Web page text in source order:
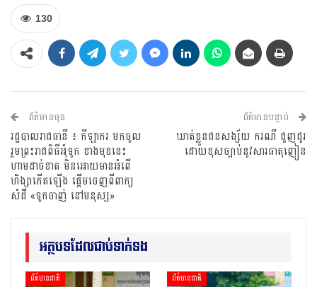
130
ព័ត៌មានមុន
រដ្ឋបាលរាជធានី ៖ កីឡាករ មកចូល
រួមព្រះរាជពិធីអុំទូក ខាងមុខនេះ
ហាមដាច់ខាត មិនអោយមានអំពើ
ហិង្សាកើតឡើង ផ្តើមចេញពីពាក្យ
សំដី «ទូកចាញ់ នៅមនុស្ស»
ព័ត៌មានបន្ទាប់
ឃាត់ខ្លួនជនសង្ស័យ ករណី ជួញដូរ
ដោយខុសច្បាប់នូវសារធាតុញៀន
អត្ថបទដែលជាប់ទាក់ទង
ព័ត៌មានជាតិ ព័ត៌មានជាតិ